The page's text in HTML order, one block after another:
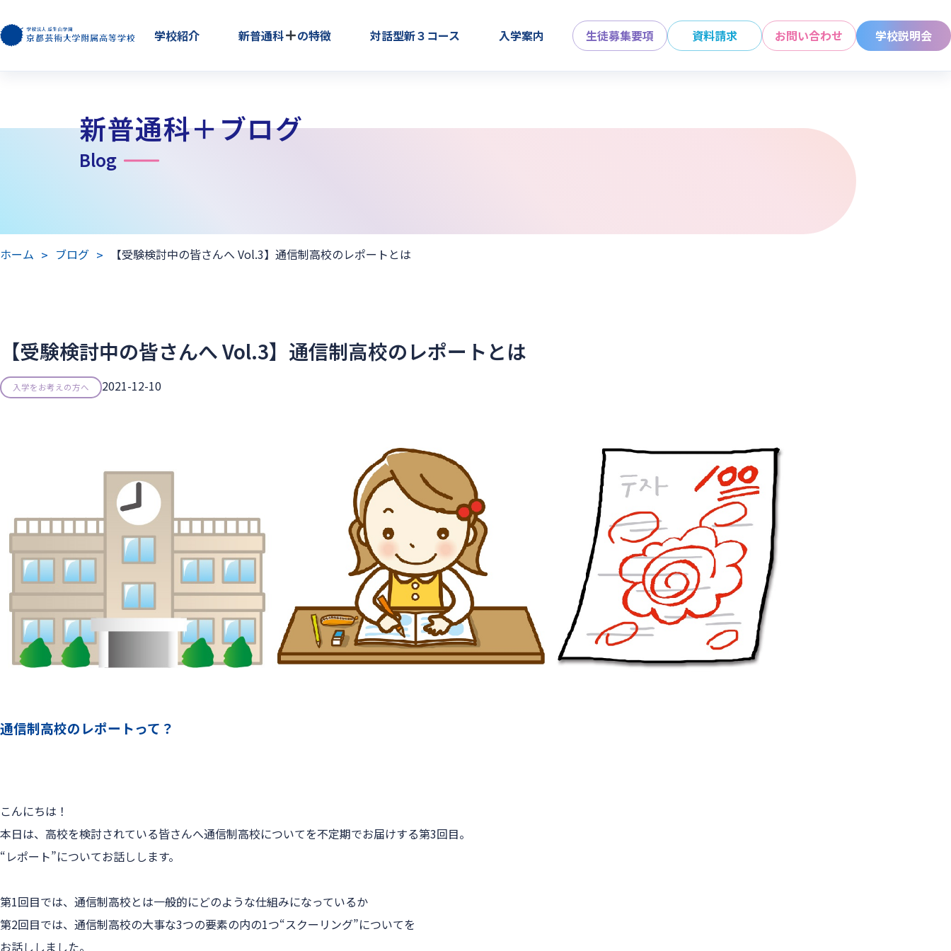
学校紹介 新普通科 の特徴 対話型新３コース 入学案内 生徒募集要項 資料請求 お問い合わせ 学校説明会
新普通科＋ブログ
Blog
ホーム ブログ 【受験検討中の皆さんへ Vol.3】通信制高校のレポートとは
【受験検討中の皆さんへ Vol.3】通信制高校のレポートとは
入学をお考えの方へ 2021-12-10
通信制高校のレポートって？
こんにちは！
本日は、高校を検討されている皆さんへ通信制高校についてを不定期でお届けする第3回目。
“レポート”についてお話しします。
第1回目では、通信制高校とは一般的にどのような仕組みになっているか
第2回目では、通信制高校の大事な3つの要素の内の1つ“スクーリング”についてを
お話ししました。